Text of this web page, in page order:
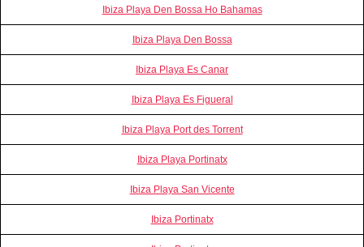
Ibiza Playa Den Bossa Ho Bahamas
Ibiza Playa Den Bossa
Ibiza Playa Es Canar
Ibiza Playa Es Figueral
Ibiza Playa Port des Torrent
Ibiza Playa Portinatx
Ibiza Playa San Vicente
Ibiza Portinatx